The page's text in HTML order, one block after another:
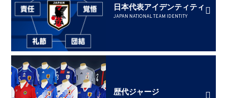
日本代表アイデンティティ
JAPAN NATIONAL TEAM IDENTITY
歴代ジャージ